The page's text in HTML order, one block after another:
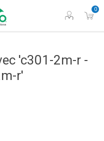
0
'c301-2m-r -
r'